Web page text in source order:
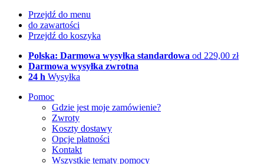
Przejdź do menu
do zawartości
Przejdź do koszyka
Polska: Darmowa wysyłka standardowa od 229,00 zł
Darmowa wysyłka zwrotna
24 h Wysyłka
Pomoc
Gdzie jest moje zamówienie?
Zwroty
Koszty dostawy
Opcje płatności
Kontakt
Wszystkie tematy pomocy